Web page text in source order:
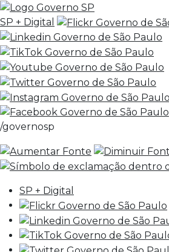
SP + Digital
/governosp
SP + Digital